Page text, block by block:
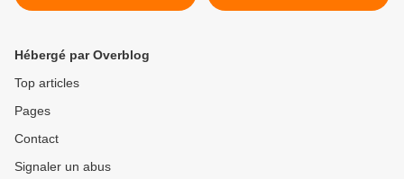
gagner
zoo ! >
Hébergé par Overblog
Top articles
Pages
Contact
Signaler un abus